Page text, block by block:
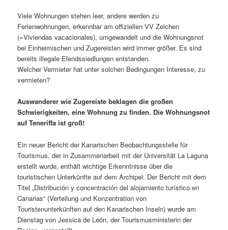
Viele Wohnungen stehen leer, andere werden zu
Ferienwohnungen, erkennbar am offiziellen VV Zeichen
(=Viviendas vacacionales), umgewandelt und die Wohnungsnot
bei Einheimischen und Zugereisten wird immer größer. Es sind
bereits illegale Elendssiedlungen entstanden.
Welcher Vermieter hat unter solchen Bedingungen Interesse, zu
vermieten?
Auswanderer wie Zugereiste beklagen die großen
Schwierigkeiten, eine Wohnung zu finden. Die Wohnungsnot
auf Teneriffa ist groß!
Ein neuer Bericht der Kanarischen Beobachtungsstelle für
Tourismus, der in Zusammenarbeit mit der Universität La Laguna
erstellt wurde, enthält wichtige Erkenntnisse über die
touristischen Unterkünfte auf dem Archipel. Der Bericht mit dem
Titel „Distribución y concentración del alojamiento turístico en
Canarias“ (Verteilung und Konzentration von
Touristenunterkünften auf den Kanarischen Inseln) wurde am
Dienstag von Jessica de León, der Tourismusministerin der